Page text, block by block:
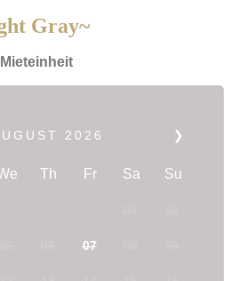
Gray~
❯
2026
Th Fr Sa Su
07